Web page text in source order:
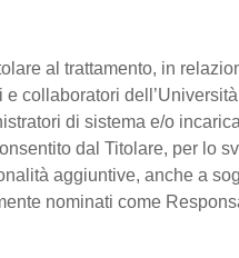
al trattamento, in
collaboratori
di sistema e/o
dal Titolare, per lo
aggiuntive, anche a
nominati come